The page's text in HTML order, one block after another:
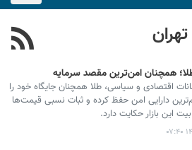
همچنان امن‌ترین مقصد سرمایه
اقتصادی و سیاسی، طلا همچنان جایگاه خود را
دارایی امن حفظ کرده و ثبات نسبی قیمت‌ها
این بازار حکایت دارد.